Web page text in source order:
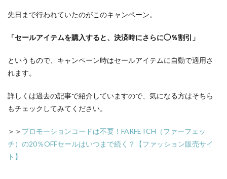
先日まで行われていたのがこのキャンペーン。
「セールアイテムを購入すると、決済時にさらに◯％割引」
というもので、キャンペーン時はセールアイテムに自動で適用さ
れます。
詳しくは過去の記事で紹介していますので、気になる方はそちら
もチェックしてみてください。
＞＞ プロモーションコードは不要！FARFETCH（ファーフェッ
チ）の20％OFFセールはいつまで続く？【ファッション販売サイ
ト】